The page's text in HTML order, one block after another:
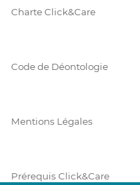
Charte Click&Care
Code de Déontologie
Mentions Légales
Prérequis Click&Care